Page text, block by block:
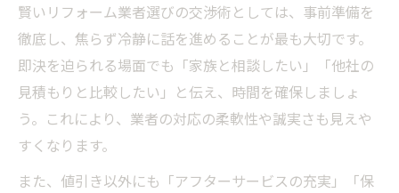
賢いリフォーム業者選びの交渉術としては、事前準備を
徹底し、焦らず冷静に話を進めることが最も大切です。
即決を迫られる場面でも「家族と相談したい」「他社の
見積もりと比較したい」と伝え、時間を確保しましょ
う。これにより、業者の対応の柔軟性や誠実さも見えや
すくなります。
また、値引き以外にも「アフターサービスの充実」「保